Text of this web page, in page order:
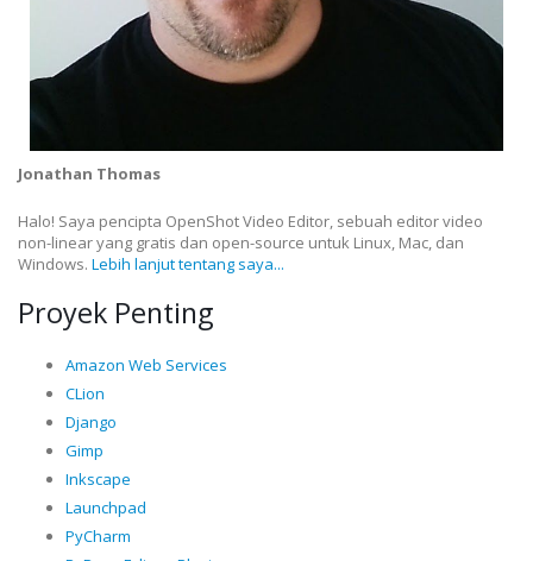
Jonathan Thomas
Halo! Saya pencipta OpenShot Video Editor, sebuah editor video
non-linear yang gratis dan open-source untuk Linux, Mac, dan
Windows. Lebih lanjut tentang saya...
Proyek Penting
Amazon Web Services
CLion
Django
Gimp
Inkscape
Launchpad
PyCharm